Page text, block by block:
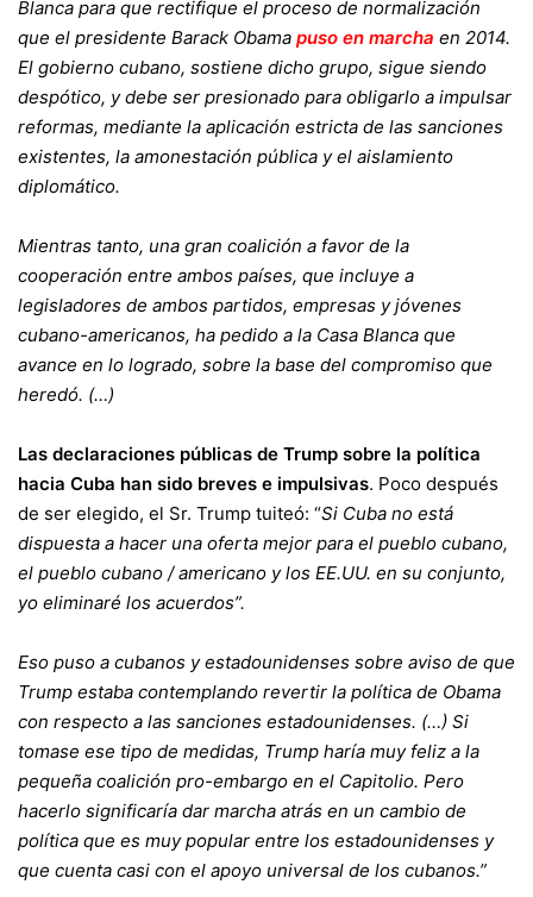
Blanca para que rectifique el proceso de normalización
que el presidente Barack Obama puso en marcha en 2014.
El gobierno cubano, sostiene dicho grupo, sigue siendo
despótico, y debe ser presionado para obligarlo a impulsar
reformas, mediante la aplicación estricta de las sanciones
existentes, la amonestación pública y el aislamiento
diplomático.
Mientras tanto, una gran coalición a favor de la
cooperación entre ambos países, que incluye a
legisladores de ambos partidos, empresas y jóvenes
cubano-americanos, ha pedido a la Casa Blanca que
avance en lo logrado, sobre la base del compromiso que
heredó. (…)
Las declaraciones públicas de Trump sobre la política
hacia Cuba han sido breves e impulsivas. Poco después
de ser elegido, el Sr. Trump tuiteó: “Si Cuba no está
dispuesta a hacer una oferta mejor para el pueblo cubano,
el pueblo cubano / americano y los EE.UU. en su conjunto,
yo eliminaré los acuerdos”.
Eso puso a cubanos y estadounidenses sobre aviso de que
Trump estaba contemplando revertir la política de Obama
con respecto a las sanciones estadounidenses. (…) Si
tomase ese tipo de medidas, Trump haría muy feliz a la
pequeña coalición pro-embargo en el Capitolio. Pero
hacerlo significaría dar marcha atrás en un cambio de
política que es muy popular entre los estadounidenses y
que cuenta casi con el apoyo universal de los cubanos.”